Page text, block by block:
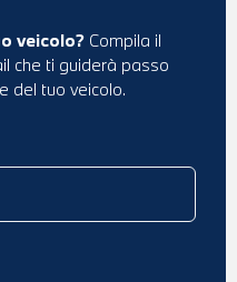
veicolo? Compila il
che ti guiderà passo
del tuo veicolo.